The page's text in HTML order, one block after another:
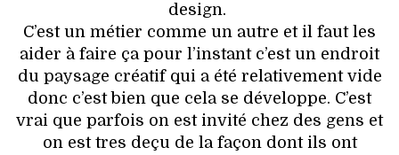
design.
C’est un métier comme un autre et il faut les
aider à faire ça pour l’instant c’est un endroit
du paysage créatif qui a été relativement vide
donc c’est bien que cela se développe. C’est
vrai que parfois on est invité chez des gens et
on est tres deçu de la façon dont ils ont